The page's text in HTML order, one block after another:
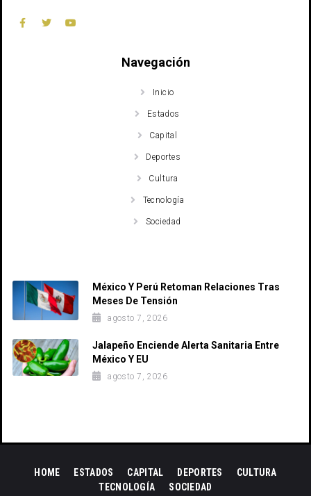
Navegación
Inicio
Estados
Capital
Deportes
Cultura
Tecnología
Sociedad
México Y Perú Retoman Relaciones Tras
Meses De Tensión
agosto 7, 2026
Jalapeño Enciende Alerta Sanitaria Entre
México Y EU
agosto 7, 2026
HOME ESTADOS CAPITAL DEPORTES
CULTURA
TECNOLOGÍA
SOCIEDAD